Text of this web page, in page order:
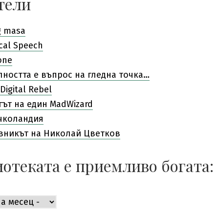
masa
Speech
е въпрос на гледна точка…
Rebel
на един MadWizard
на Николай Цветков
е приемливо богата: